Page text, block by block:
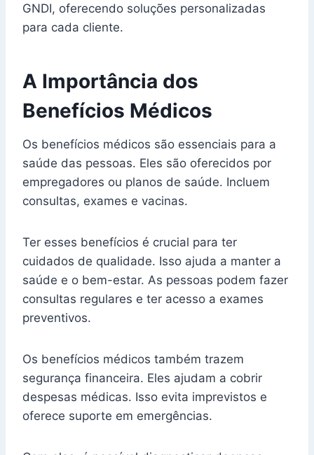
GNDI, oferecendo soluções personalizadas
para cada cliente.
A Importância dos
Benefícios Médicos
Os benefícios médicos são essenciais para a
saúde das pessoas. Eles são oferecidos por
empregadores ou planos de saúde. Incluem
consultas, exames e vacinas.
Ter esses benefícios é crucial para ter
cuidados de qualidade. Isso ajuda a manter a
saúde e o bem-estar. As pessoas podem fazer
consultas regulares e ter acesso a exames
preventivos.
Os benefícios médicos também trazem
segurança financeira. Eles ajudam a cobrir
despesas médicas. Isso evita imprevistos e
oferece suporte em emergências.